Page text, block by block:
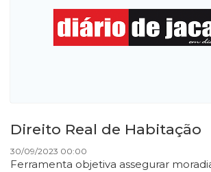
Direito Real de Habitação
30/09/2023 00:00
Ferramenta objetiva assegurar